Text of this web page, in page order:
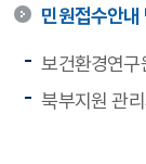
민원접수안내
보건환경연
북부지원 관